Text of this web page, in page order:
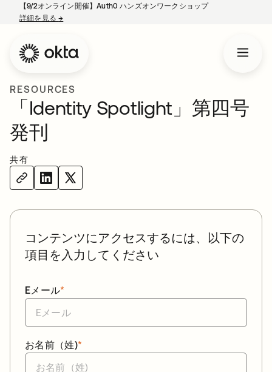
【9/2オンライン開催】Auth0 ハンズオンワークショップ
詳細を見る→
RESOURCES
「Identity Spotlight」第四号
発刊
共有
コンテンツにアクセスするには、以下の
項目を入力してください
*
Eメール
*
お名前（姓)